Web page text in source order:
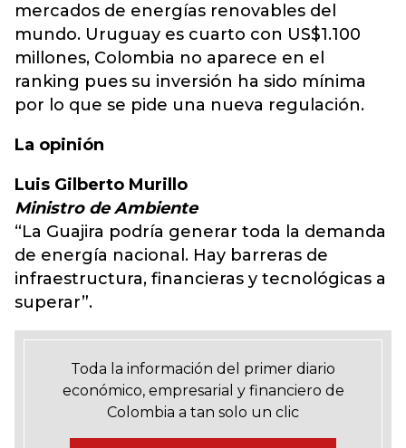
mercados de energías renovables del
mundo. Uruguay es cuarto con US$1.100
millones, Colombia no aparece en el
ranking pues su inversión ha sido mínima
por lo que se pide una nueva regulación.
La opinión
Luis Gilberto Murillo
Ministro de Ambiente
“La Guajira podría generar toda la demanda
de energía nacional. Hay barreras de
infraestructura, financieras y tecnológicas a
superar”.
Toda la información del primer diario
económico, empresarial y financiero de
Colombia a tan solo un clic